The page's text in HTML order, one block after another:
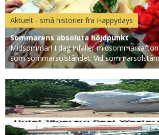
Aktuelt - små historier fra Happydays
Sommarens absoluta höjdpunkt
Midsommar! I dag infaller
som sommarsolståndet. Vid